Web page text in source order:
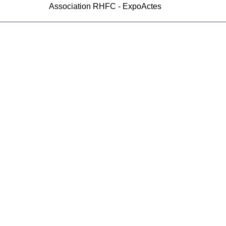
Association RHFC - ExpoActes